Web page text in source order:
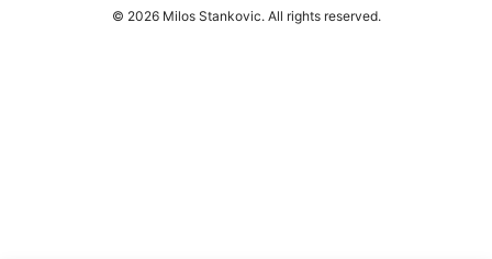
© 2026 Milos Stankovic. All rights reserved.